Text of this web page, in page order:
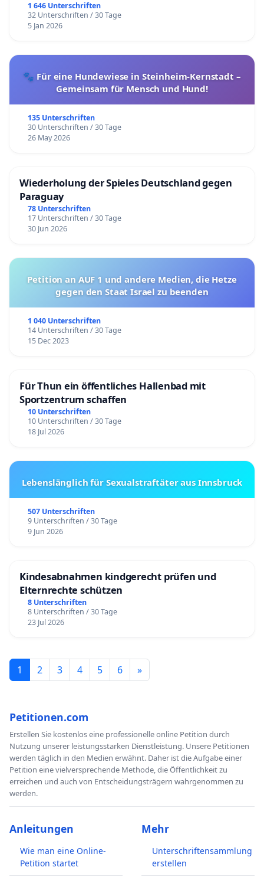
1 646 Unterschriften
32 Unterschriften / 30 Tage
5 Jan 2026
🐾 Für eine Hundewiese in Steinheim-Kernstadt –
Gemeinsam für Mensch und Hund!
135 Unterschriften
30 Unterschriften / 30 Tage
26 May 2026
Wiederholung der Spieles Deutschland gegen
Paraguay
78 Unterschriften
17 Unterschriften / 30 Tage
30 Jun 2026
Petition an AUF 1 und andere Medien, die Hetze
gegen den Staat Israel zu beenden
1 040 Unterschriften
14 Unterschriften / 30 Tage
15 Dec 2023
Für Thun ein öffentliches Hallenbad mit
Sportzentrum schaffen
10 Unterschriften
10 Unterschriften / 30 Tage
18 Jul 2026
Lebenslänglich für Sexualstraftäter aus Innsbruck
507 Unterschriften
9 Unterschriften / 30 Tage
9 Jun 2026
Kindesabnahmen kindgerecht prüfen und
Elternrechte schützen
8 Unterschriften
8 Unterschriften / 30 Tage
23 Jul 2026
1 2 3 4 5 6 »
Petitionen.com
Erstellen Sie kostenlos eine professionelle online Petition durch
Nutzung unserer leistungsstarken Dienstleistung. Unsere Petitionen
werden täglich in den Medien erwähnt. Daher ist die Aufgabe einer
Petition eine vielversprechende Methode, die Öffentlichkeit zu
erreichen und auch von Entscheidungsträgern wahrgenommen zu
werden.
Anleitungen
Wie man eine Online-
Petition startet
Mehr
Unterschriftensammlung
erstellen